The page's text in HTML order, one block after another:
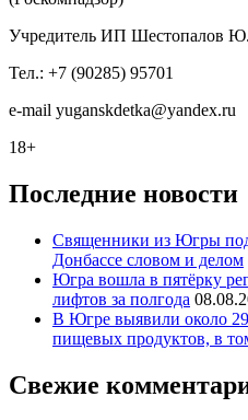
Учредитель ИП Шестопалов
Тел.: +7 (90285) 95701
e-mail yuganskdetka@yandex.ru
18+
Последние новости
Священники из Югры
Донбассе словом и делом
Югра вошла в пятёрку
лифтов за полгода
В Югре выявили около
пищевых продуктов, в
Свежие